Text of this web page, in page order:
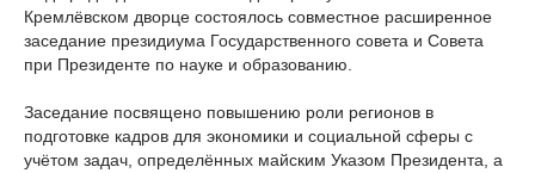
Кремлёвском дворце состоялось совместное расширенное
заседание президиума Государственного совета и Совета
при Президенте по науке и образованию.
Заседание посвящено повышению роли регионов в
подготовке кадров для экономики и социальной сферы с
учётом задач, определённых майским Указом Президента, а